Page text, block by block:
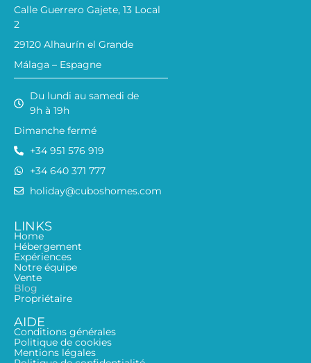
Calle Guerrero Gajete, 13 Local
2
29120 Alhaurín el Grande
Málaga – Espagne
Du lundi au samedi de
9h à 19h
Dimanche fermé
+34 951 576 919
+34 640 371 777
holiday@cuboshomes.com
LINKS
Home
Hébergement
Expériences
Notre équipe
Vente
Blog
Propriétaire
AIDE
Conditions générales
Politique de cookies
Mentions légales